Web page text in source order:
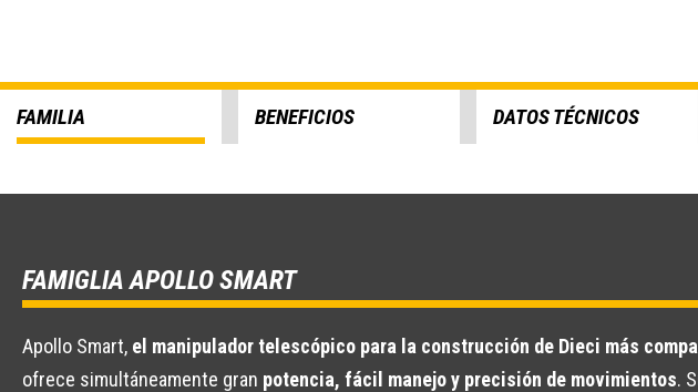
FAMILIA BENEFICIOS DATOS TÉCNICOS
FAMIGLIA APOLLO SMART
Apollo Smart, el manipulador telescópico para la construcción de Dieci más
ofrece simultáneamente gran potencia, fácil manejo y precisión de movimientos.